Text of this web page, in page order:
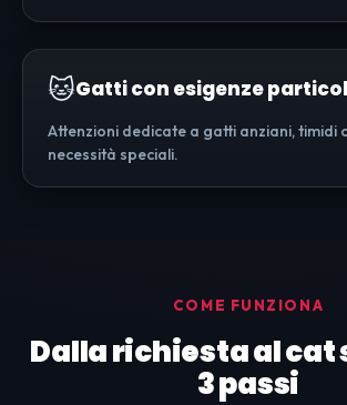
🐱Gatti con esigenze
Attenzioni dedicate a gatti anziani, timidi
necessità speciali.
COME FUNZIONA
Dalla richiesta al cat
3 passi